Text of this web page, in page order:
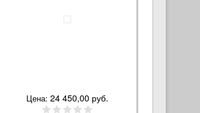
Цена: 24 450,00 руб.